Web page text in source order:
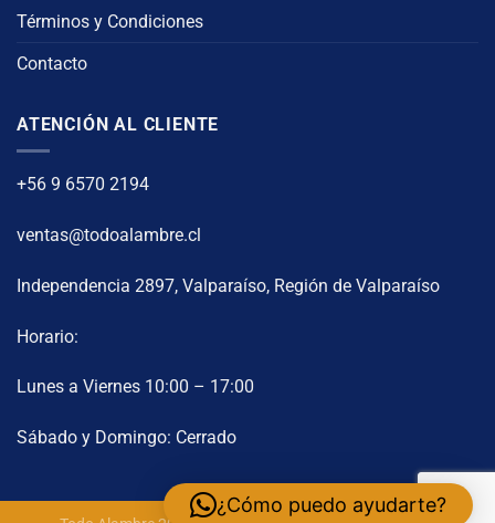
Términos y Condiciones
Contacto
ATENCIÓN AL CLIENTE
+56 9 6570 2194
ventas@todoalambre.cl
Independencia 2897, Valparaíso, Región de Valparaíso
Horario:
Lunes a Viernes 10:00 – 17:00
Sábado y Domingo: Cerrado
¿Cómo puedo ayudarte?